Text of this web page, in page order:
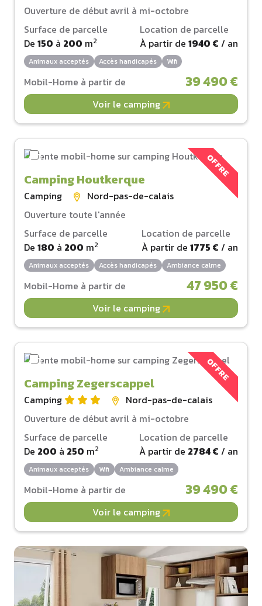
Ouverture de début avril à mi-octobre
Surface de parcelle
De 150 à 200 m2
Location de parcelle
À partir de 1940 € / an
Animaux acceptés Accès handicapés Wifi
Mobil-Home à partir de 39 490 €
Voir le camping
OFFRE
Camping Houtkerque
Camping
Nord-pas-de-calais
Ouverture toute l'année
Surface de parcelle
De 180 à 200 m2
Location de parcelle
À partir de 1775 € / an
Animaux acceptés Accès handicapés Ambiance calme
Mobil-Home à partir de 47 950 €
Voir le camping
OFFRE
Camping Zegerscappel
Camping
Nord-pas-de-calais
Ouverture de début avril à mi-octobre
Surface de parcelle
De 200 à 250 m2
Location de parcelle
À partir de 2784 € / an
Animaux acceptés Wifi Ambiance calme
Mobil-Home à partir de 39 490 €
Voir le camping